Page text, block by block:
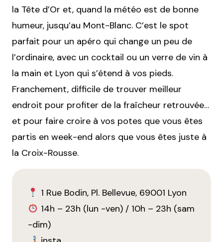
la Tête d’Or et, quand la météo est de bonne
humeur, jusqu’au Mont-Blanc. C’est le spot
parfait pour un apéro qui change un peu de
l’ordinaire, avec un cocktail ou un verre de vin à
la main et Lyon qui s’étend à vos pieds.
Franchement, difficile de trouver meilleur
endroit pour profiter de la fraîcheur retrouvée…
et pour faire croire à vos potes que vous êtes
partis en week-end alors que vous êtes juste à
la Croix-Rousse.
1 Rue Bodin, Pl. Bellevue, 69001 Lyon
14h – 23h (lun -ven) / 10h – 23h (sam
-dim)